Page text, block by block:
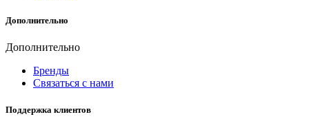
Дополнительно
Дополнительно
Бренды
Связаться с нами
Поддержка клиентов